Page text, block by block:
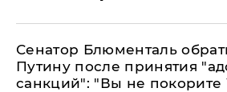
Сенатор Блюменталь
Путину после принятия
санкций": "Вы не покорите